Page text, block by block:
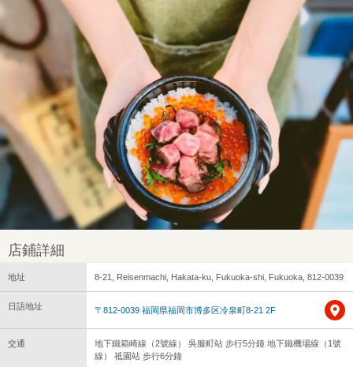
店鋪詳細
地址 8-21, Reisenmachi, Hakata-ku, Fukuoka-shi, Fukuoka, 812-0039
日語地址 〒812-0039 福岡県福岡市博多区冷泉町8-21 2F
交通
地下鐵箱崎線（2號線） 吳服町站 步行5分鐘 地下鐵機場線（1號
線） 祗園站 步行6分鐘